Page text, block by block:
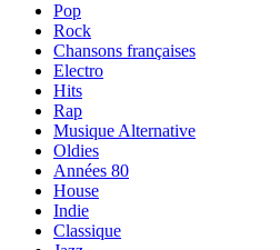
Pop
Rock
Chansons françaises
Electro
Hits
Rap
Musique Alternative
Oldies
Années 80
House
Indie
Classique